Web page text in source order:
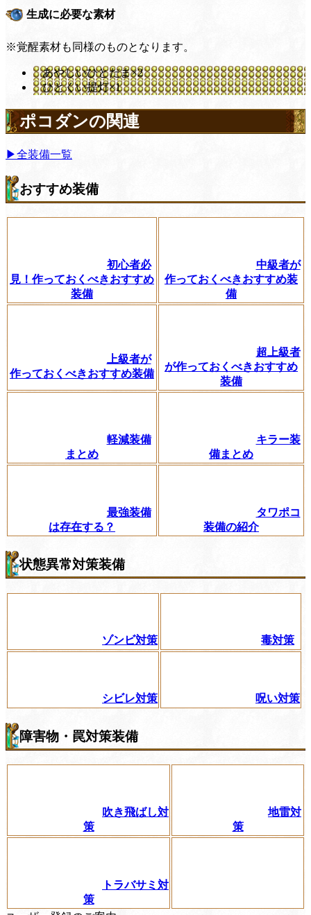
生成に必要な素材
※覚醒素材も同様のものとなります。
あやしいひとだま×2
ひとくい提灯×1
ポコダンの関連
▶全装備一覧
おすすめ装備
初心者必
見！作っておくべきおすすめ
装備
中級者が
作っておくべきおすすめ装
備
上級者が
作っておくべきおすすめ装備
超上級者
が作っておくべきおすすめ
装備
軽減装備
まとめ
キラー装
備まとめ
最強装備
は存在する？
タワポコ
装備の紹介
状態異常対策装備
ゾンビ対策 毒対策
シビレ対策 呪い対策
障害物・罠対策装備
吹き飛ばし対
策
地雷対
策
トラバサミ対
策